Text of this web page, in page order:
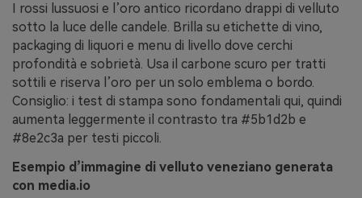
I rossi lussuosi e l’oro antico ricordano drappi di velluto
sotto la luce delle candele. Brilla su etichette di vino,
packaging di liquori e menu di livello dove cerchi
profondità e sobrietà. Usa il carbone scuro per tratti
sottili e riserva l’oro per un solo emblema o bordo.
Consiglio: i test di stampa sono fondamentali qui, quindi
aumenta leggermente il contrasto tra #5b1d2b e
#8e2c3a per testi piccoli.
Esempio d’immagine di velluto veneziano generata
con media.io